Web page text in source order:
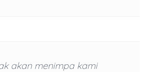
akan menimpa kami